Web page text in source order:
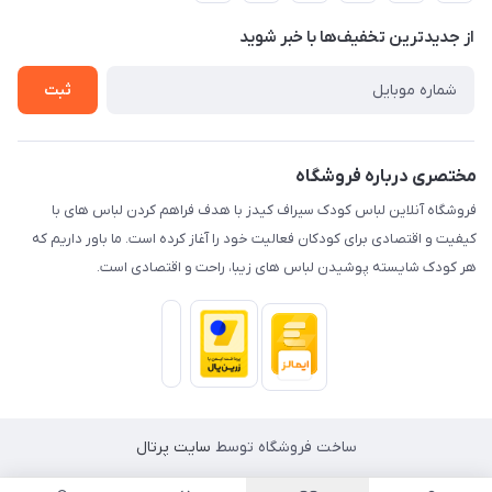
تماس با ما
حریم خصوصی
راهنما
از جدید‌ترین تخفیف‌ها با‌ خبر شوید
ثبت
مختصری درباره فروشگاه
فروشگاه آنلاین لباس کودک سیراف کیدز با هدف فراهم کردن لباس های با
کیفیت و اقتصادی برای کودکان فعالیت خود را آغاز کرده است. ما باور داریم که
هر کودک شایسته پوشیدن لباس های زیبا، راحت و اقتصادی است.
ساخت فروشگاه توسط سایت پرتال